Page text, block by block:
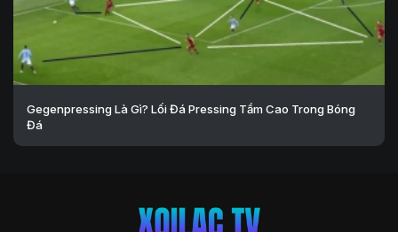
Gegenpressing Là Gì? Lối Đá Pressing Tầm Cao Trong Bóng
Đá